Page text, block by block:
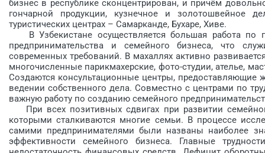
бизнес в республике сконцентрирован, и причём
гончарной продукции, кузнечное и золотошвейное
туристических цент­рах – Самарканде, Бухаре, Хиве.
В Узбекистане осуществляется большая работа по
предпринимательства и семейного бизнеса, что
современных требований. В махаллях активно
многочисленные парикмахерские, фото-студии, ателье,
Создаются консультационные центры,
ведении собственного дела. Совместно с центрами по
важную работу по созданию семейного
При всех позитивных сдвигах при развитии
которыми сталкиваются многие семьи. В процессе
самими предпринимателями были названы наиболее
эффективности семейного бизнеса. Главные